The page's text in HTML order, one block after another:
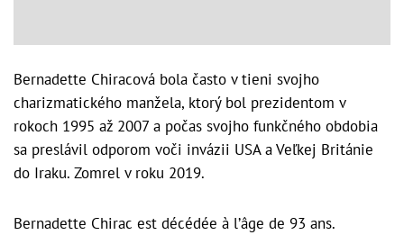
Bernadette Chiracová bola často v tieni svojho
charizmatického manžela, ktorý bol prezidentom v
rokoch 1995 až 2007 a počas svojho funkčného obdobia
sa preslávil odporom voči invázii USA a Veľkej Británie
do Iraku. Zomrel v roku 2019.
Bernadette Chirac est décédée à l’âge de 93 ans.